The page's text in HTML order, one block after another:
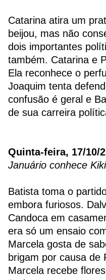
Catarina atira um
beijou, mas não
dois importantes
também. Catarina e
Ela reconhece o
Joaquim tenta
confusão é geral e
de sua carreira
Quinta-feira, 17/10/
Januário conhece Kiki
Batista toma o
embora furiosos.
Candoca em
era só um ensaio
Marcela gosta de
brigam por causa de
Marcela recebe